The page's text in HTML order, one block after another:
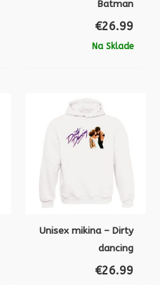
Batman
€26.99
Na Sklade
Unisex mikina – Dirty
dancing
€26.99